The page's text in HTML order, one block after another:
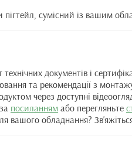
пігтейл, сумісний із вашим
документів і
та рекомендації з
через доступні
посиланням або перегляньте
вашого обладнання?